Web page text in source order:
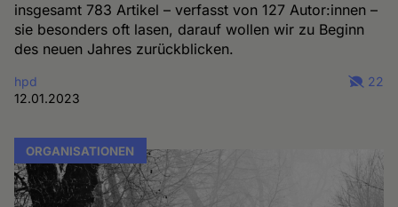
insgesamt 783 Artikel ­– verfasst von 127 Autor:innen –
sie besonders oft lasen, darauf wollen wir zu Beginn
des neuen Jahres zurückblicken.
hpd
12.01.2023
22
ORGANISATIONEN